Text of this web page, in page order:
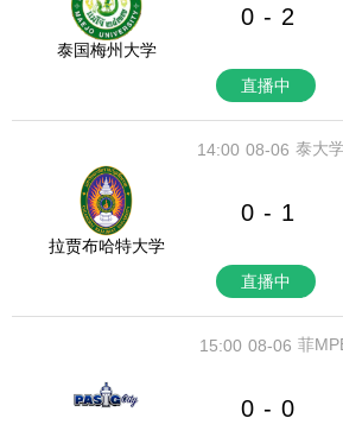
泰国梅州大学
0 - 2
直播中
08-06
14:00 泰大
拉贾布哈特大学
0 - 1
直播中
08-06
15:00 菲
0 - 0